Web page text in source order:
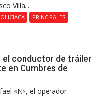
Villa...
PRINCIPALES
conductor de tráiler
en Cumbres de
«N», el operador